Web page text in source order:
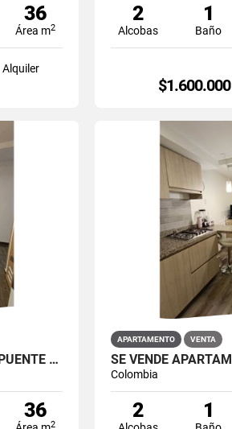
36
Área m2
Alquiler
2
Alcobas
1
Baño
$1.600.000
APARTAMENTO EN ARRIENDO EN PUENTE ARANDA PRIMAVERA 6-39
36
2
APARTAMENTO VENTA
Colombia
2 1